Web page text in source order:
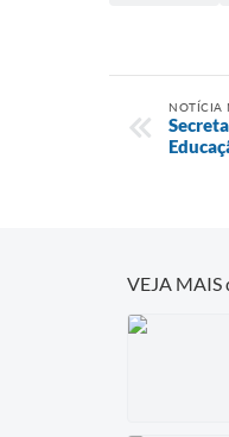
NOTÍCIA
VEJA MAIS